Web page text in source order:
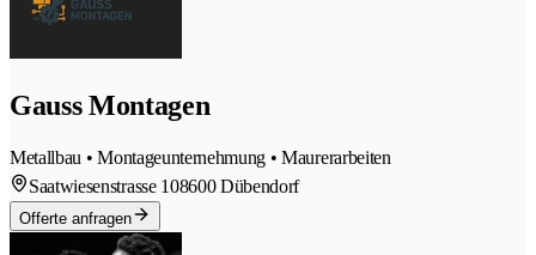
Gauss Montagen
Metallbau • Montageunternehmung • Maurerarbeiten
Saatwiesenstrasse 108600 Dübendorf
Offerte anfragen